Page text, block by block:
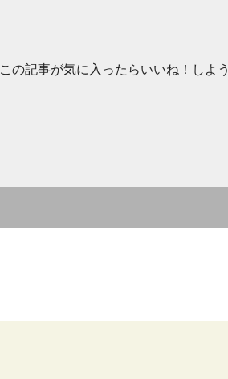
この記事が気に入ったらいいね！しよう